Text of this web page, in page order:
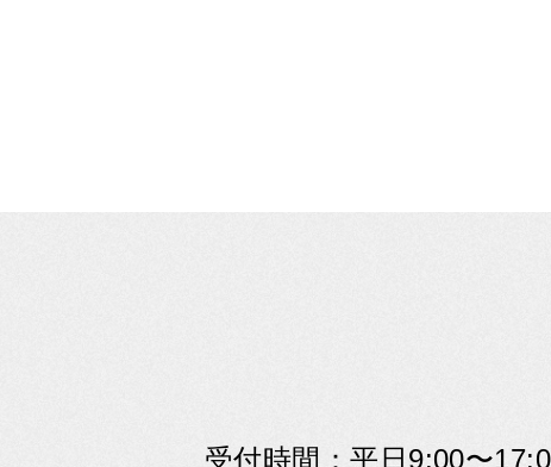
受付時間：平日9:00〜